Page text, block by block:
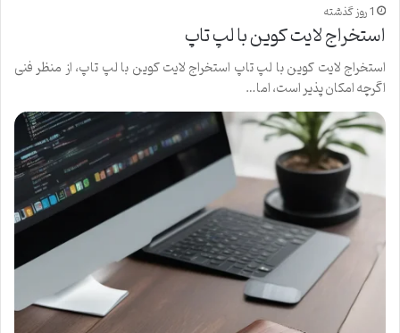
1 روز گذشته
استخراج لایت کوین با لپ تاپ
استخراج لایت کوین با لپ تاپ استخراج لایت کوین با لپ تاپ، از منظر فنی
اگرچه امکان پذیر است، اما…